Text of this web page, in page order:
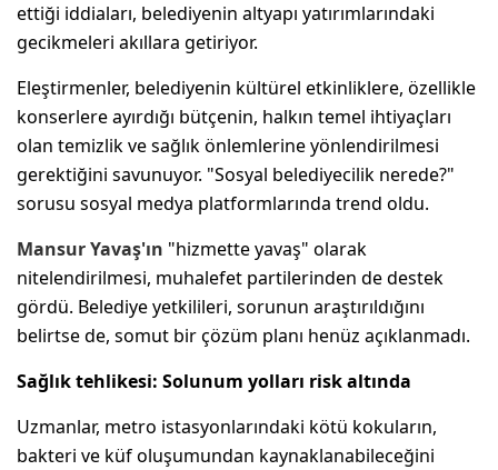
ettiği iddiaları, belediyenin altyapı yatırımlarındaki
gecikmeleri akıllara getiriyor.
Eleştirmenler, belediyenin kültürel etkinliklere, özellikle
konserlere ayırdığı bütçenin, halkın temel ihtiyaçları
olan temizlik ve sağlık önlemlerine yönlendirilmesi
gerektiğini savunuyor. "Sosyal belediyecilik nerede?"
sorusu sosyal medya platformlarında trend oldu.
Mansur Yavaş'ın "hizmette yavaş" olarak
nitelendirilmesi, muhalefet partilerinden de destek
gördü. Belediye yetkilileri, sorunun araştırıldığını
belirtse de, somut bir çözüm planı henüz açıklanmadı.
Sağlık tehlikesi: Solunum yolları risk altında
Uzmanlar, metro istasyonlarındaki kötü kokuların,
bakteri ve küf oluşumundan kaynaklanabileceğini